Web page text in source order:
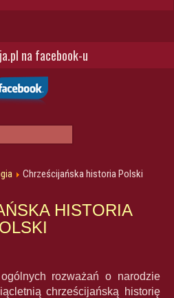
na facebook-u
Chrześcijańska historia Polski
HISTORIA
rozważań o narodzie
chrześcijańską historię